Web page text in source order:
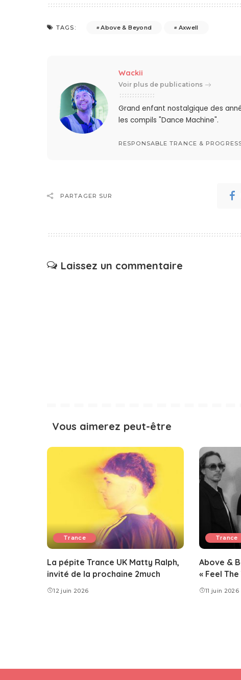
TAGS: Above & Beyond Axwell
Wackii
Voir plus de publications
Grand enfant nostalgique des
les compils "Dance Machine".
RESPONSABLE TRANCE &
PARTAGER SUR
Laissez un commentaire
Vous aimerez peut-être
Trance
La pépite Trance UK Matty Ralph,
invité de la prochaine 2much
12 juin 2026
Trance
Above &
« Feel The
11 juin 2026